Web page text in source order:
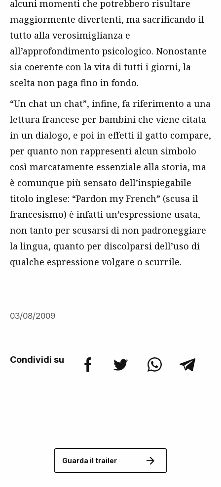
alcuni momenti che potrebbero risultare
maggiormente divertenti, ma sacrificando il
tutto alla verosimiglianza e
all’approfondimento psicologico. Nonostante
sia coerente con la vita di tutti i giorni, la
scelta non paga fino in fondo.
“Un chat un chat”, infine, fa riferimento a una
lettura francese per bambini che viene citata
in un dialogo, e poi in effetti il gatto compare,
per quanto non rappresenti alcun simbolo
così marcatamente essenziale alla storia, ma
è comunque più sensato dell’inspiegabile
titolo inglese: “Pardon my French” (scusa il
francesismo) è infatti un’espressione usata,
non tanto per scusarsi di non padroneggiare
la lingua, quanto per discolparsi dell’uso di
qualche espressione volgare o scurrile.
03/08/2009
Condividi su
Guarda il trailer